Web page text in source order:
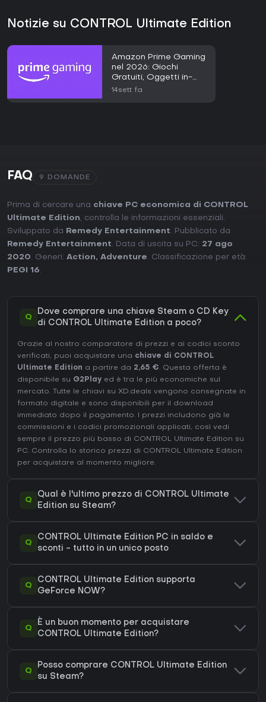
Notizie su CONTROL Ultimate Edition
Amazon Prime Gaming
nel 2026: Giochi
Gratuiti, Oggetti in-
Gioco e Guida
14sett fa
FAQ 9 DOMANDE
Prima di cercare una chiave PC economica di CONTROL
Ultimate Edition, controlla le informazioni essenziali.
Sviluppato da
Remedy Entertainment. Pubblicato da
Remedy Entertainment. Data di uscita su PC: 27 ago
2020. Generi: Action, Adventure. Classificazione per età:
PEGI 16.
Q
Dove comprare una chiave Steam o CD Key
di CONTROL Ultimate Edition a poco?
Grazie al nostro comparatore di prezzi e ai codici sconto
verificati, puoi acquistare una chiave di CONTROL
Ultimate Edition a partire da 2,65 €. Questa offerta è
disponibile su G2Play ed è tra le più economiche sul
mercato. Tutte le chiavi su XD.deals vengono consegnate in
formato digitale e sono disponibili per il download
immediato dopo il pagamento. I prezzi includono già le
commissioni e i codici promozionali applicati, così vedi
sempre il prezzo più basso di CONTROL Ultimate Edition su
PC. Controlla lo storico prezzi di CONTROL Ultimate Edition
per acquistare al momento migliore.
Q
Qual è l'ultimo prezzo di CONTROL Ultimate
Edition su Steam?
Q
CONTROL Ultimate Edition PC in saldo e
sconti - tutto in un unico posto
Q
CONTROL Ultimate Edition supporta
GeForce NOW?
Q
È un buon momento per acquistare
CONTROL Ultimate Edition?
Q
Posso comprare CONTROL Ultimate Edition
su Steam?